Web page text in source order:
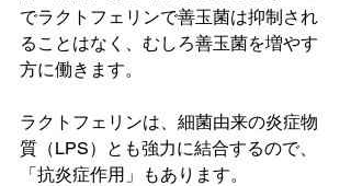
でラクトフェリンで善玉菌は抑制され
ることはなく、むしろ善玉菌を増やす
方に働きます。
ラクトフェリンは、細菌由来の炎症物
質（LPS）とも強力に結合するので、
「抗炎症作用」もあります。